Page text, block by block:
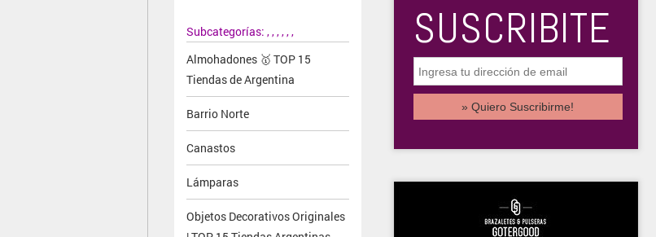
Subcategorías:
Almohadones 🥇 TOP 15
Tiendas de Argentina
,
Barrio Norte
,
Canastos
,
Lámparas
,
Objetos Decorativos Originales
,, SUSCRIBITE